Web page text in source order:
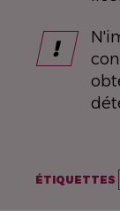
ÉTIQUETTES